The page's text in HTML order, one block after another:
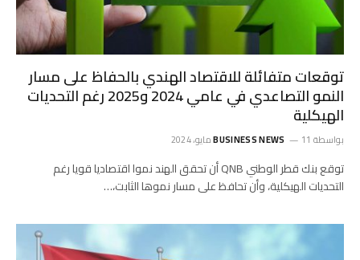
توقعات متفائلة للاقتصاد الهندي بالحفاظ على مسار
النمو التصاعدي في عامي 2024 و2025 رغم التحديات
الهيكلية
بواسطة BUSINESS NEWS 11 مايو، 2024
توقع بنك قطر الوطني QNB أن تحقق الهند نموا اقتصاديا قويا رغم
التحديات الهيكلية، وأن تحافظ على مسار نموها الثابت،…